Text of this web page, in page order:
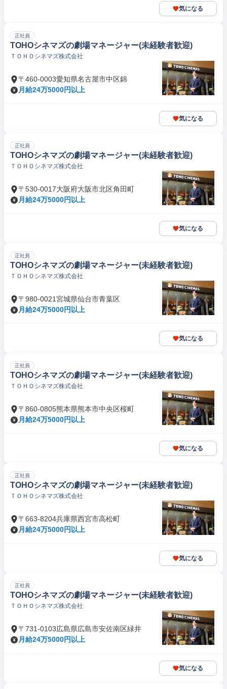
気になる
正社員
TOHOシネマズの劇場マネージャー(未経験者歓迎)
ＴＯＨＯシネマズ株式会社
〒460-0003愛知県名古屋市中区錦
月給24万5000円以上
気になる
正社員
TOHOシネマズの劇場マネージャー(未経験者歓迎)
ＴＯＨＯシネマズ株式会社
〒530-0017大阪府大阪市北区角田町
月給24万5000円以上
気になる
正社員
TOHOシネマズの劇場マネージャー(未経験者歓迎)
ＴＯＨＯシネマズ株式会社
〒980-0021宮城県仙台市青葉区
月給24万5000円以上
気になる
正社員
TOHOシネマズの劇場マネージャー(未経験者歓迎)
ＴＯＨＯシネマズ株式会社
〒860-0805熊本県熊本市中央区桜町
月給24万5000円以上
気になる
正社員
TOHOシネマズの劇場マネージャー(未経験者歓迎)
ＴＯＨＯシネマズ株式会社
〒663-8204兵庫県西宮市高松町
月給24万5000円以上
気になる
正社員
TOHOシネマズの劇場マネージャー(未経験者歓迎)
ＴＯＨＯシネマズ株式会社
〒731-0103広島県広島市安佐南区緑井
月給24万5000円以上
気になる